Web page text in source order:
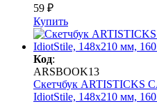
59 ₽
Купить
Код:
ARSBOOK13
Скетчбук ARTISTICKS
IdiotStile, 148х210 мм,